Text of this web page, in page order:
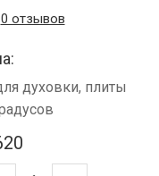
0 отзывов
духовки, плиты